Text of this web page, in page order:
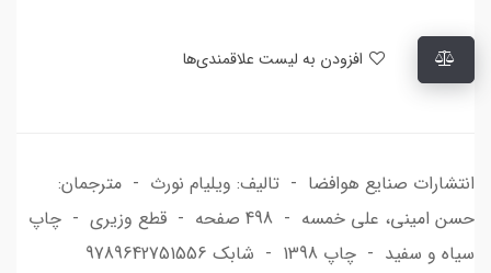
انتشارات صنایع هوافضا - تالیف: ویلیام نورث - مترجمان:
حسن امینی، علی خمسه - 498 صفحه - قطع وزیری - چاپ
سیاه و سفید - چاپ 1398 - شابک 9789642751556